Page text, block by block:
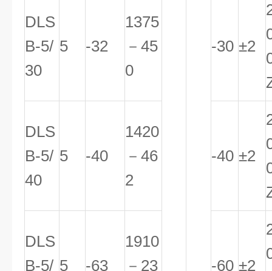
DLS
B-5/
30
5 -32
1375
－45
0
-30 ±2
DLS
B-5/
40
5 -40
1420
－46
2
-40 ±2
DLS
B-5/ 5 -63
1910
－23
-60 ±2